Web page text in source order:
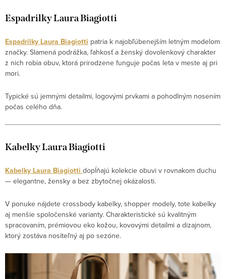
Espadrilky Laura Biagiotti
Espadrilky Laura Biagiotti patria k najobľúbenejším letným modelom
značky. Slamená podrážka, ľahkosť a ženský dovolenkový charakter
z nich robia obuv, ktorá prirodzene funguje počas leta v meste aj pri
mori.
Typické sú jemnými detailmi, logovými prvkami a pohodlným nosením
počas celého dňa.
Kabelky Laura Biagiotti
Kabelky Laura Biagiotti dopĺňajú kolekcie obuvi v rovnakom duchu
— elegantne, žensky a bez zbytočnej okázalosti.
V ponuke nájdete crossbody kabelky, shopper modely, tote kabelky
aj menšie spoločenské varianty. Charakteristické sú kvalitným
spracovaním, prémiovou eko kožou, kovovými detailmi a dizajnom,
ktorý zostáva nositeľný aj po sezóne.